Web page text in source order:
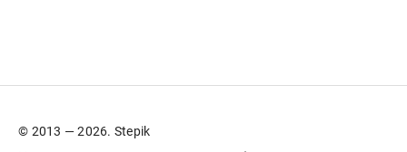
© 2013 — 2026. Stepik